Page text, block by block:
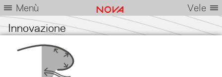
Menù Vele
Innovazione